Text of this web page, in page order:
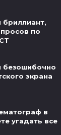
по
безошибочно
экрана
в
угадать все